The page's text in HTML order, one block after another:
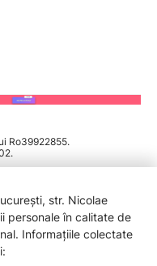
Ro39922855.
str. Nicolae
personale în calitate de
Informațiile colectate